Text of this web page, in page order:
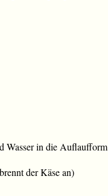
Wasser in die Auflaufform
der Käse an)